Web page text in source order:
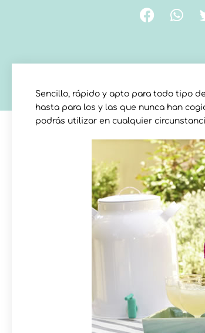
Sencillo, rápido y apto para todo tipo
hasta para los y las que nunca han
podrás utilizar en cualquier